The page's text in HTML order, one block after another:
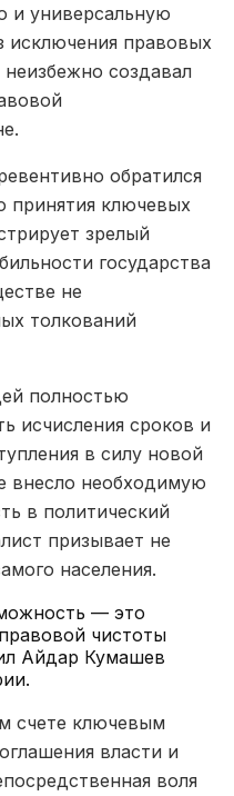
и универсальную
исключения правовых
создавал
обратился
принятия ключевых
зрелый
государства
не
толкований
полностью
исчисления сроков и
в силу новой
внесло необходимую
в политический
призывает не
населения.
— это
чистоты
Айдар Кумашев
счете ключевым
власти и
воля